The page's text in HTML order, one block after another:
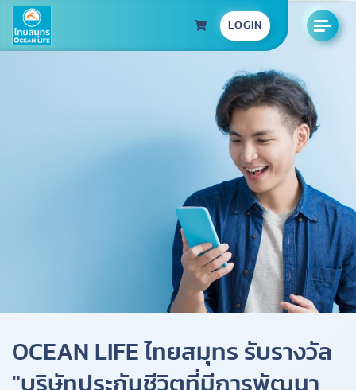
LOGIN
OCEAN LIFE ไทยสมุทร รับรางวัล
"บริษัทประกันชีวิตที่มีการพัฒนา